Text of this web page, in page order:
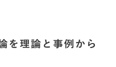
を理論と事例から